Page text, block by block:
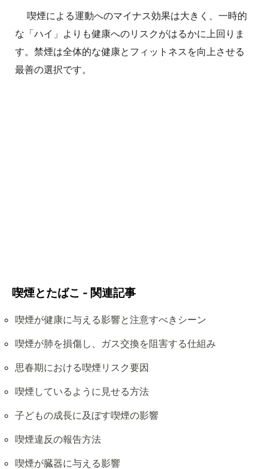
喫煙による運動へのマイナス効果は大きく、一時的
な「ハイ」よりも健康へのリスクがはるかに上回りま
す。禁煙は全体的な健康とフィットネスを向上させる
最善の選択です。
喫煙とたばこ - 関連記事
喫煙が健康に与える影響と注意すべきシーン
喫煙が肺を損傷し、ガス交換を阻害する仕組み
思春期における喫煙リスク要因
喫煙しているように見せる方法
子どもの成長に及ぼす喫煙の影響
喫煙違反の報告方法
喫煙が臓器に与える影響